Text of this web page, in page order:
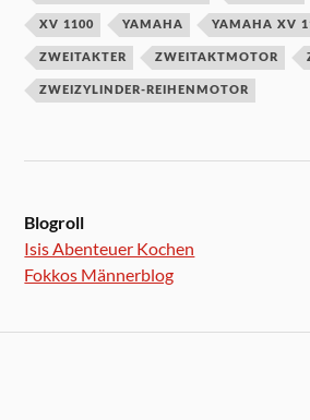
XV 1100 YAMAHA YAMAHA XV
ZWEITAKTER ZWEITAKTMOTOR
ZWEIZYLINDER-REIHENMOTOR
Blogroll
Isis Abenteuer Kochen
Fokkos Männerblog